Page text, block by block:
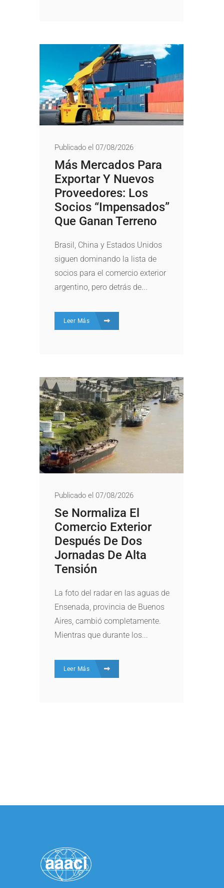
Publicado el 07/08/2026
Más Mercados Para
Exportar Y Nuevos
Proveedores: Los
Socios “impensados”
Que Ganan Terreno
Brasil, China y Estados Unidos
siguen dominando la lista de
socios para el comercio exterior
argentino, pero detrás de...
Leer Más
Publicado el 07/08/2026
Se Normaliza El
Comercio Exterior
Después De Dos
Jornadas De Alta
Tensión
La foto del radar en las aguas de
Ensenada, provincia de Buenos
Aires, cambió completamente.
Mientras que durante los...
Leer Más